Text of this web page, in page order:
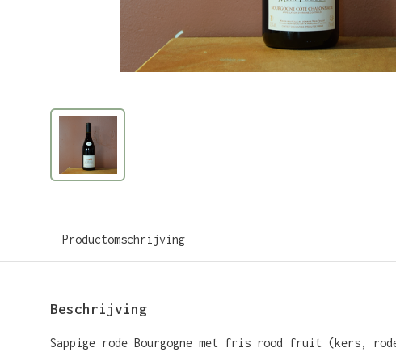
Productomschrijving
Beschrijving
Sappige rode Bourgogne met fris rood fruit (kers,